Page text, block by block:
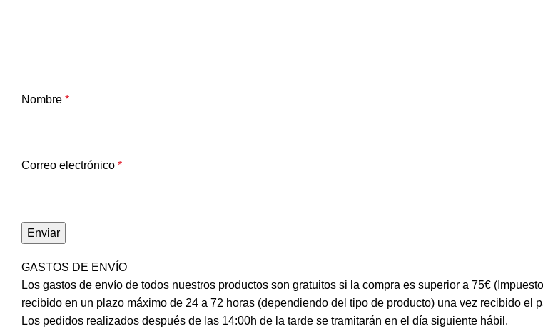
Nombre *
Correo electrónico *
GASTOS DE ENVÍO
Los gastos de envío de todos nuestros productos son gratuitos si la compra es superior a 75€
recibido en un plazo máximo de 24 a 72 horas (dependiendo del tipo de producto) una vez recibido
Los pedidos realizados después de las 14:00h de la tarde se tramitarán en el día siguiente hábil.